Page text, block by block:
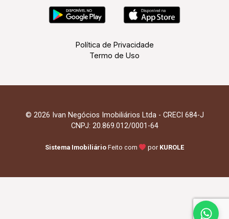
Política de Privacidade
Termo de Uso
© 2026 Ivan Negócios Imobiliários Ltda - CRECI 684-J
CNPJ: 20.869.012/0001-64
Sistema Imobiliário Feito com por KUROLE